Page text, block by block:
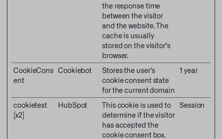
the response time
between the visitor
and the website. The
cache is usually
stored on the visitor’s
browser.
CookieCons
ent
Cookiebot
Stores the user's
cookie consent state
for the current domain
1 year
cookietest
[x2]
HubSpot
This cookie is used to
determine if the visitor
has accepted the
cookie consent box.
Session